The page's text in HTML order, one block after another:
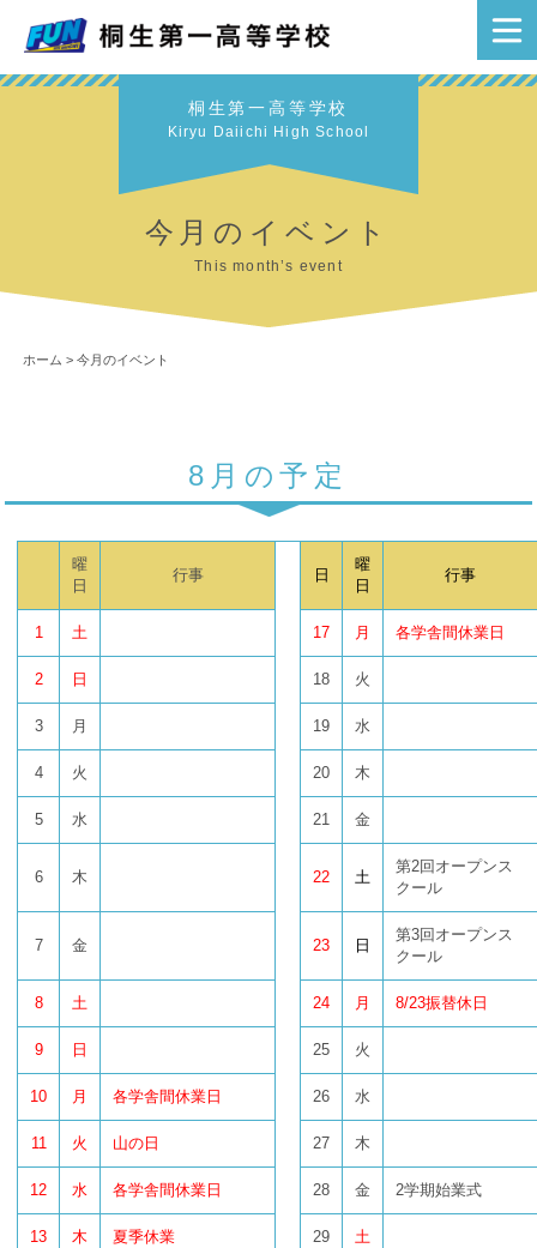
桐生第一高等学校
Kiryu Daiichi High School
今月のイベント
This month’s event
ホーム > 今月のイベント
8月の予定
曜
日
行事 日
曜
日
行事
1 土 17 月 各学舎間休業日
2 日 18 火
3 月 19 水
4 火 20 木
5 水 21 金
6 木 22 土
第2回オープンス
クール
7 金 23 日
第3回オープンス
クール
8 土 24 月 8/23振替休日
9 日 25 火
10 月 各学舎間休業日 26 水
11 火 山の日 27 木
12 水 各学舎間休業日 28 金 2学期始業式
13 木 夏季休業 29 土